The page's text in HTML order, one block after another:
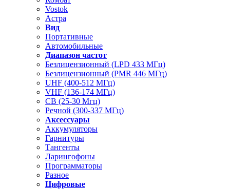
Vostok
Астра
Вид
Портативные
Автомобильные
Диапазон частот
Безлицензионный (LPD 433 МГц)
Безлицензионный (PMR 446 МГц)
UHF (400-512 МГц)
VHF (136-174 МГц)
CB (25-30 Мгц)
Речной (300-337 МГц)
Аксессуары
Аккумуляторы
Гарнитуры
Тангенты
Ларингофоны
Программаторы
Разное
Цифровые